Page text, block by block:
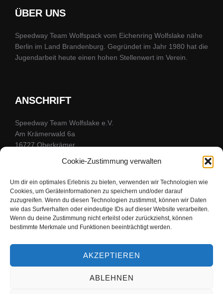
Cookie-Zustimmung verwalten
Um dir ein optimales Erlebnis zu bieten, verwenden wir Technologien wie
Cookies, um Geräteinformationen zu speichern und/oder darauf
zuzugreifen. Wenn du diesen Technologien zustimmst, können wir Daten
wie das Surfverhalten oder eindeutige IDs auf dieser Website verarbeiten.
Wenn du deine Zustimmung nicht erteilst oder zurückziehst, können
bestimmte Merkmale und Funktionen beeinträchtigt werden.
AKZEPTIEREN
ABLEHNEN
ÜBER UNS
Speedway Team Wolfspack vom Eichenring Wolfslake nähe
Berlin im Land Brandenburg. Gegründet im Jahr 1980 hat die
Jugendarbeit heute einen hohen Stellenwert im Verein.
ANSCHRIFT
Speedway Team Wolfslake e.V.
Am Krämerwald 6a
16727 Oberkrämer
FOLGE UNS
Bleibe mit uns in Kontakt
facebookyoutubeinstagram